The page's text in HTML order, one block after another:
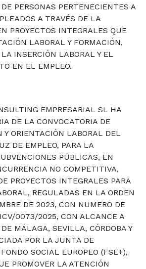
PERSONAS PERTENECIENTES A
A TRAVÉS DE LA
PROYECTOS INTEGRALES QUE
LABORAL Y FORMACIÓN,
LA INSERCIÓN LABORAL Y EL
EN EL EMPLEO.
EMPRESARIAL SL HA
DE LA CONVOCATORIA DE
Y ORIENTACIÓN LABORAL DEL
DE EMPLEO, PARA LA
PÚBLICAS, EN
NO COMPETITIVA,
PROYECTOS INTEGRALES PARA
REGULADAS EN LA ORDEN
DE 2023, CON NUMERO DE
0073/2025, CON ALCANCE A
MÁLAGA, SEVILLA, CÓRDOBA Y
POR LA JUNTA DE
SOCIAL EUROPEO (FSE+),
PROMOVER LA ATENCIÓN